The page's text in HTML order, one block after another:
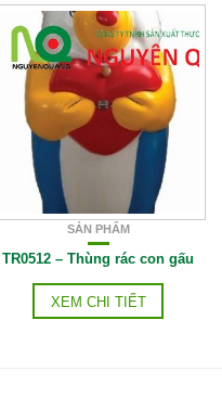
SẢN PHẨM
TR0512 – Thùng rác con gấu
XEM CHI TIẾT